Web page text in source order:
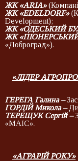
ЖК «ARIA»
ЖК «EDELDORF»
Development);
ЖК «ОДЕСЬКИЙ
ЖК «
«Доброград»).
«ЛІДЕР
ГЕРЕГА Галина –
ГОРДІЙ Микола –
ТЕРЕЩУК Сергій –
«МАІС».
«АГРАРІЙ РОКУ»